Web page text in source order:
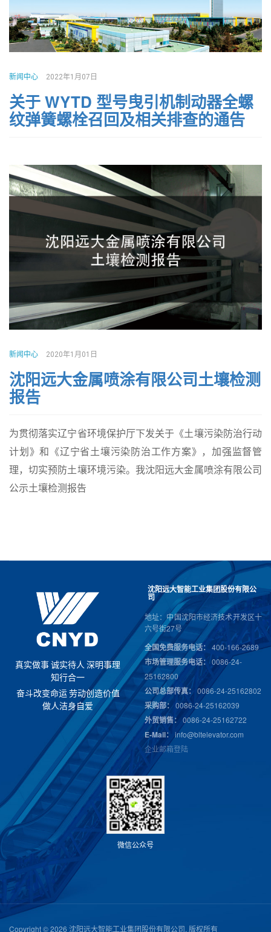
新闻中心 2022年1月07日
关于 WYTD 型号曳引机制动器全螺
纹弹簧螺栓召回及相关排查的通告
新闻中心 2020年1月01日
沈阳远大金属喷涂有限公司土壤检测
报告
为贯彻落实辽宁省环境保护厅下发关于《土壤污染防治行动
计划》和《辽宁省土壤污染防治工作方案》，加强监督管
理，切实预防土壤环境污染。我沈阳远大金属喷涂有限公司
公示土壤检测报告
真实做事诚实待人 深明事理
知行合一
奋斗改变命运 劳动创 造价值
做人洁身自爱
沈阳远大智能工业集团股份有限公
司
地址：中国沈阳市经济技术开发区十
六号街27号
全国免费服务电话： 400-166-2689
市场管理服务电话：0086-24-
25162800
公司总部传真： 0086-24-25162802
采购部： 0086-24-25162039
外贸销售：0086-24-25162722
E-Mail： info@bltelevator.com
企业邮箱登陆
微信公众号
Copyright © 2026 沈阳远大智能工业集团股份有限公司. 版权所有